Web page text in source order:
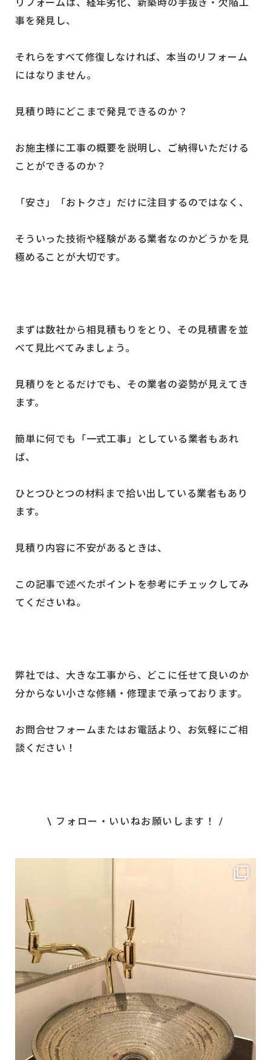
リフォームは、経年劣化、新築時の手抜き・欠陥工
事を発見し、
それらをすべて修復しなければ、本当のリフォーム
にはなりません。
見積り時にどこまで発見できるのか？
お施主様に工事の概要を説明し、ご納得いただける
ことができるのか？
「安さ」「おトクさ」だけに注目するのではなく、
そういった技術や経験がある業者なのかどうかを見
極めることが大切です。
まずは数社から相見積もりをとり、その見積書を並
べて見比べてみましょう。
見積りをとるだけでも、その業者の姿勢が見えてき
ます。
簡単に何でも「一式工事」としている業者もあれ
ば、
ひとつひとつの材料まで拾い出している業者もあり
ます。
見積り内容に不安があるときは、
この記事で述べたポイントを参考にチェックしてみ
てくださいね。
弊社では、大きな工事から、どこに任せて良いのか
分からない小さな修繕・修理まで承っております。
お問合せフォームまたはお電話より、お気軽にご相
談ください！
\ フォロー・いいねお願いします！ /